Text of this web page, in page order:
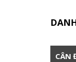
CÂN